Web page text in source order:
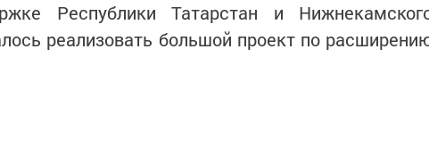
Республики Татарстан и
реализовать большой проект по